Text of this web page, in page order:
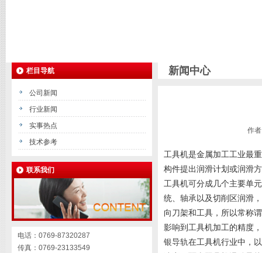
栏目导航
公司新闻
行业新闻
实事热点
技术参考
联系我们
电话：0769-87320287
传真：0769-23133549
新闻中心
作
工具机是金属加工工业最
构件提出润滑计划或润滑
工具机可分成几个主要单
统、 轴承以及切削区润滑
向刀架和工具，所以常称
影响到工具机加工的精度
银导轨在工具机行业中，